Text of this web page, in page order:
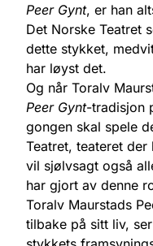
Peer Gynt, er han
Det Norske Teatret
dette stykket,
har løyst det.
Og når Toralv
Peer Gynt-tradisjon
gongen skal spele
Teatret, teateret
vil sjølvsagt også
har gjort av denne
Toralv Maurstads
tilbake på sitt liv,